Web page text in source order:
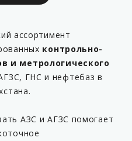
ассортимент
контрольно-
и метрологического
ГНС и нефтебаз в
АЗС и АГЗС помогает